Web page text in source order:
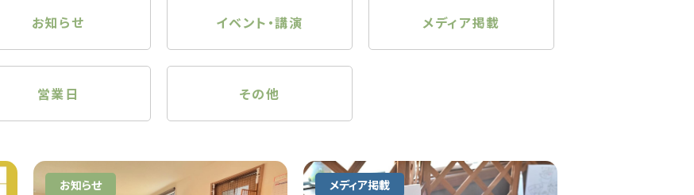
お知らせ イベント・講演 メディア掲載
営業日 その他
お知らせ メディア掲載